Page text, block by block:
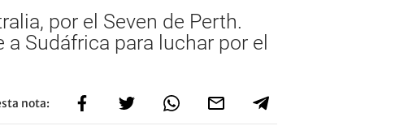
por el Seven de Perth.
Sudáfrica para luchar por el
nota: